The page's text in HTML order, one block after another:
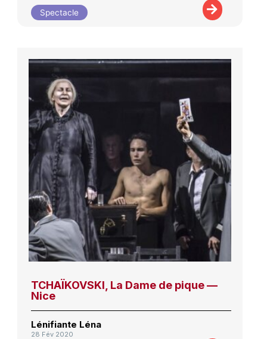
Spectacle
TCHAÏKOVSKI, La Dame de pique —
Nice
Lénifiante Léna
28 Fév 2020